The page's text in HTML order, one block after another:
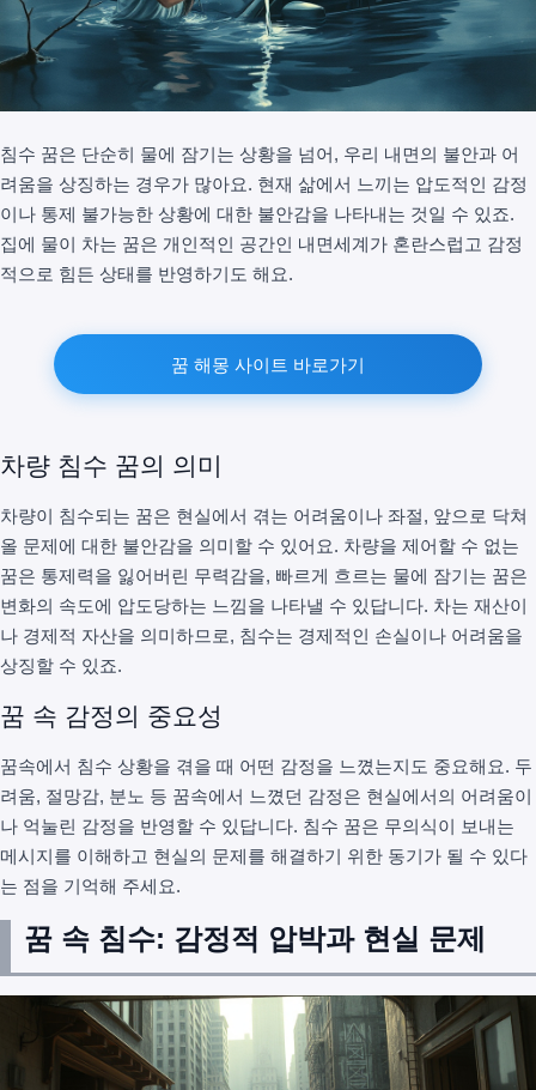
침수 꿈은 단순히 물에 잠기는 상황을 넘어, 우리 내면의 불안과 어
려움을 상징하는 경우가 많아요. 현재 삶에서 느끼는 압도적인 감정
이나 통제 불가능한 상황에 대한 불안감을 나타내는 것일 수 있죠.
집에 물이 차는 꿈은 개인적인 공간인 내면세계가 혼란스럽고 감정
적으로 힘든 상태를 반영하기도 해요.
꿈 해몽 사이트 바로가기
차량 침수 꿈의 의미
차량이 침수되는 꿈은 현실에서 겪는 어려움이나 좌절, 앞으로 닥쳐
올 문제에 대한 불안감을 의미할 수 있어요. 차량을 제어할 수 없는
꿈은 통제력을 잃어버린 무력감을, 빠르게 흐르는 물에 잠기는 꿈은
변화의 속도에 압도당하는 느낌을 나타낼 수 있답니다. 차는 재산이
나 경제적 자산을 의미하므로, 침수는 경제적인 손실이나 어려움을
상징할 수 있죠.
꿈 속 감정의 중요성
꿈속에서 침수 상황을 겪을 때 어떤 감정을 느꼈는지도 중요해요. 두
려움, 절망감, 분노 등 꿈속에서 느꼈던 감정은 현실에서의 어려움이
나 억눌린 감정을 반영할 수 있답니다. 침수 꿈은 무의식이 보내는
메시지를 이해하고 현실의 문제를 해결하기 위한 동기가 될 수 있다
는 점을 기억해 주세요.
꿈 속 침수: 감정적 압박과 현실 문제